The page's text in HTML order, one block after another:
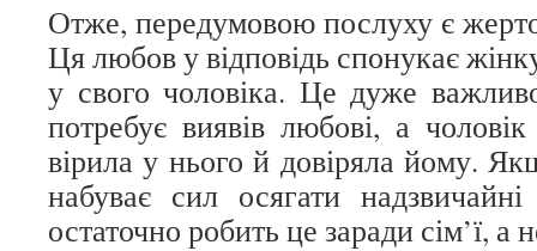
Отже, передумовою послуху є
Ця любов у відповідь спонукає
у свого чоловіка. Це дуже
потребує виявів любові, а
вірила у нього й довіряла йому.
набуває сил осягати
остаточно робить це заради сім’ї, а